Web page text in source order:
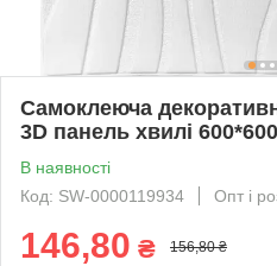
Самоклеюча
3D панель хвилі
В наявності
Код: SW-0000119934
Опт і
146,80 ₴ 156,80 ₴